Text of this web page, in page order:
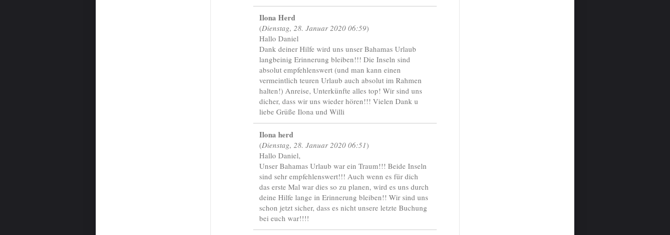
Ilona Herd
(Dienstag, 28. Januar 2020 06:59)
Hallo Daniel
Dank deiner Hilfe wird uns unser Bahamas Urlaub
langbeinig Erinnerung bleiben!!! Die Inseln sind
absolut empfehlenswert (und man kann einen
vermeintlich teuren Urlaub auch absolut im Rahmen
halten!) Anreise, Unterkünfte alles top! Wir sind uns
dicher, dass wir uns wieder hören!!! Vielen Dank u
liebe Grüße Ilona und Willi
Ilona herd
(Dienstag, 28. Januar 2020 06:51)
Hallo Daniel,
Unser Bahamas Urlaub war ein Traum!!! Beide Inseln
sind sehr empfehlenswert!!! Auch wenn es für dich
das erste Mal war dies so zu planen, wird es uns durch
deine Hilfe lange in Erinnerung bleiben!! Wir sind uns
schon jetzt sicher, dass es nicht unsere letzte Buchung
bei euch war!!!!